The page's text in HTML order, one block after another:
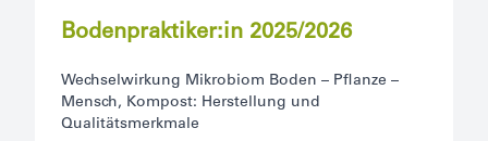
Bodenpraktiker:in 2025/2026
Wechselwirkung Mikrobiom Boden – Pflanze –
Mensch, Kompost: Herstellung und
Qualitätsmerkmale